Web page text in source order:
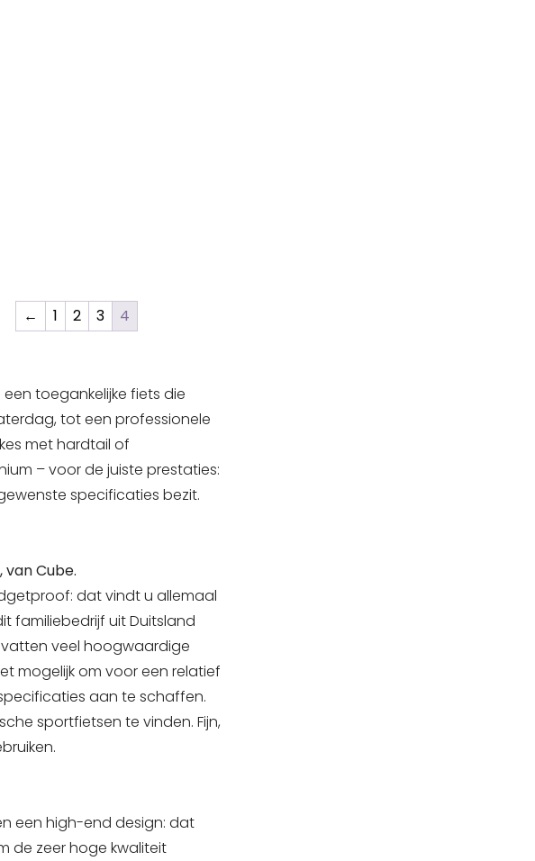
← 1 2 3 4
toegankelijke fiets die
tot een professionele
met hardtail of
– voor de juiste prestaties:
specificaties bezit.
Cube.
dat vindt u allemaal
familiebedrijf uit Duitsland
veel hoogwaardige
mogelijk om voor een relatief
aan te schaffen.
sportfietsen te vinden. Fijn,
een high-end design: dat
de zeer hoge kwaliteit